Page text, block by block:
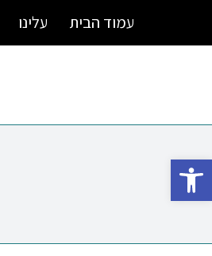
פתח סרגל נגישות
עמוד הבית עלינו